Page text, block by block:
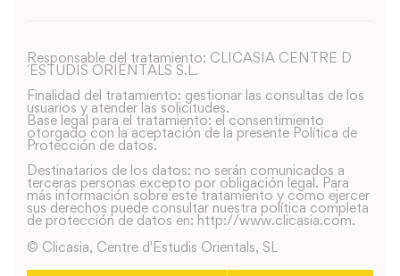
Responsable del tratamiento: CLICASIA CENTRE D
´ESTUDIS ORIENTALS S.L.
Finalidad del tratamiento: gestionar las consultas de los
usuarios y atender las solicitudes.
Base legal para el tratamiento: el consentimiento
otorgado con la aceptación de la presente Política de
Protección de datos.
Destinatarios de los datos: no serán comunicados a
terceras personas excepto por obligación legal. Para
más información sobre este tratamiento y como ejercer
sus derechos puede consultar nuestra política completa
de protección de datos en: http://www.clicasia.com.
© Clicasia, Centre d'Estudis Orientals, SL